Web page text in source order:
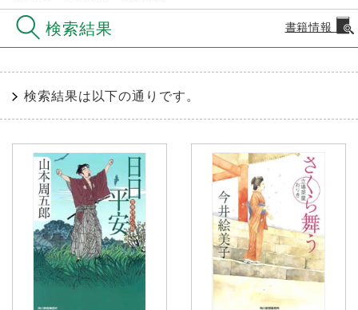
検索結果 書籍情報
検索結果は以下の通りです。